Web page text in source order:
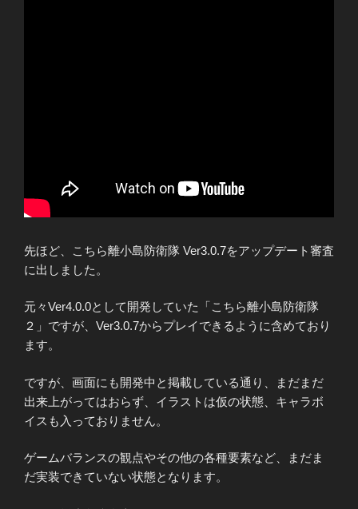
先ほど、こちら離小島防衛隊 Ver3.0.7をアップデート審査
に出しました。
元々Ver4.0.0として開発していた「こちら離小島防衛隊
２」ですが、Ver3.0.7からプレイできるように含めており
ます。
ですが、画面にも開発中と掲載している通り、まだまだ
出来上がってはおらず、イラストは仮の状態、キャラボ
イスも入っておりません。
ゲームバランスの観点やその他の各種要素など、まだま
だ実装できていない状態となります。